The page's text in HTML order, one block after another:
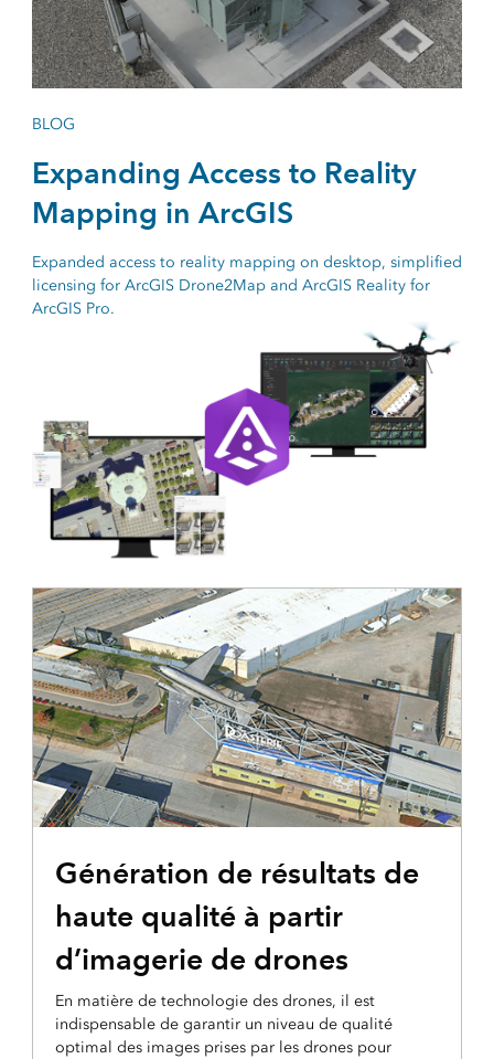
BLOG
Expanding Access to Reality
Mapping in ArcGIS
Expanded access to reality mapping on desktop, simplified
licensing for ArcGIS Drone2Map and ArcGIS Reality for
ArcGIS Pro.
Génération de résultats de
haute qualité à partir
d’imagerie de drones
En matière de technologie des drones, il est
indispensable de garantir un niveau de qualité
optimal des images prises par les drones pour